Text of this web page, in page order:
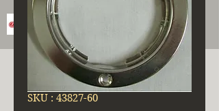
SKU : 43827-60